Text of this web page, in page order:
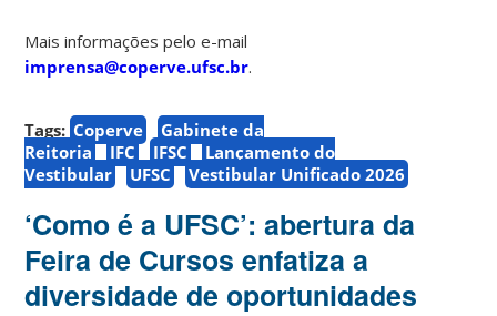
Mais informações pelo e-mail
imprensa@coperve.ufsc.br.
Tags: Coperve
Gabinete da
Reitoria
IFC IFSC
Lançamento do
Vestibular
UFSC Vestibular Unificado 2026
‘Como é a UFSC’: abertura da
Feira de Cursos enfatiza a
diversidade de oportunidades